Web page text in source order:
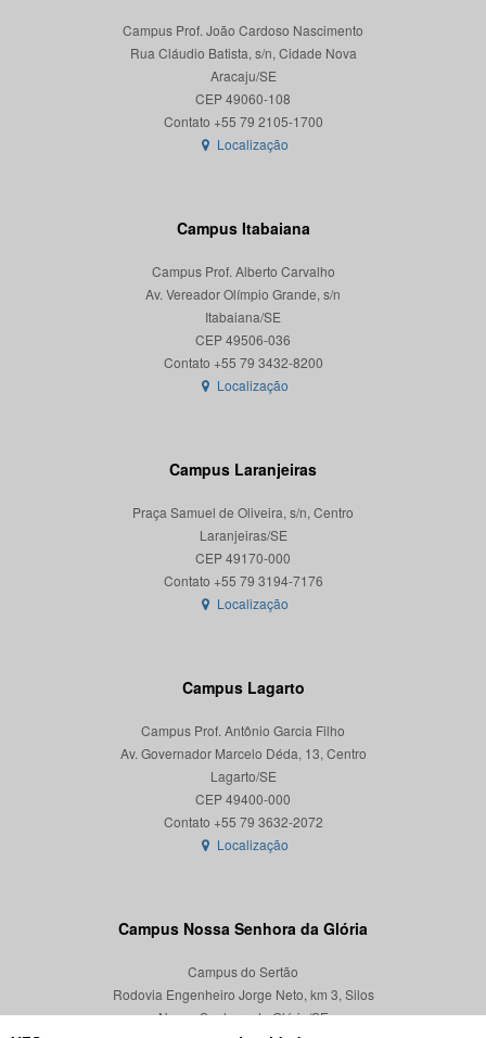
Campus Prof. João Cardoso Nascimento
Rua Cláudio Batista, s/n, Cidade Nova
Aracaju/SE
CEP 49060-108
Localização
Campus Itabaiana
Campus Prof. Alberto Carvalho
Av. Vereador Olímpio Grande, s/n
Itabaiana/SE
CEP 49506-036
Localização
Campus Laranjeiras
Praça Samuel de Oliveira, s/n, Centro
Laranjeiras/SE
CEP 49170-000
Localização
Campus Lagarto
Campus Prof. Antônio Garcia Filho
Av. Governador Marcelo Déda, 13, Centro
Lagarto/SE
CEP 49400-000
Localização
Campus Nossa Senhora da Glória
Campus do Sertão
Rodovia Engenheiro Jorge Neto, km 3, Silos
Nossa Senhora da Glória/SE